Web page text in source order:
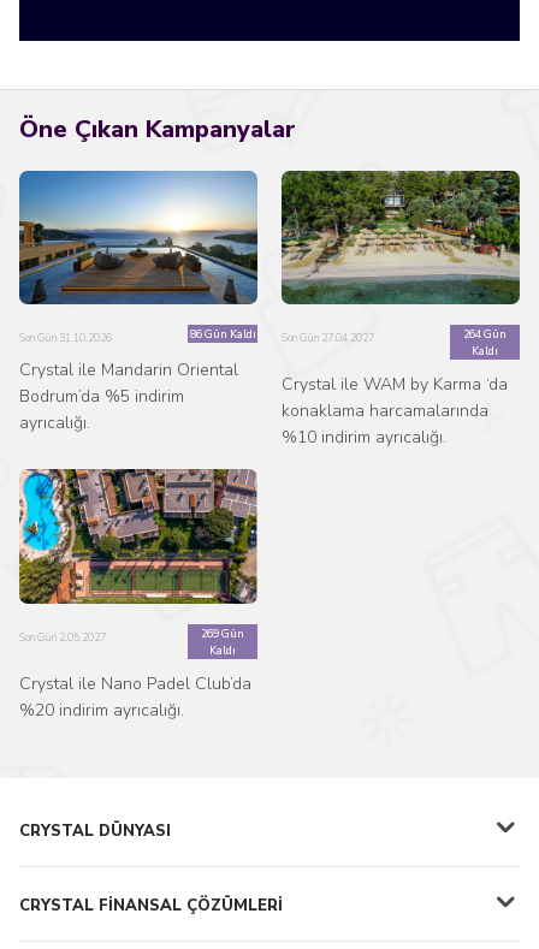
Öne Çıkan Kampanyalar
Son Gün 31.10.2026 86 Gün Kaldı
Crystal ile Mandarin Oriental
Bodrum’da %5 indirim
ayrıcalığı.
Son Gün 27.04.2027
264 Gün
Kaldı
Crystal ile WAM by Karma ‘da
konaklama harcamalarında
%10 indirim ayrıcalığı.
Son Gün 2.05.2027
269 Gün
Kaldı
Crystal ile Nano Padel Club’da
%20 indirim ayrıcalığı.
CRYSTAL DÜNYASI
CRYSTAL FİNANSAL ÇÖZÜMLERİ